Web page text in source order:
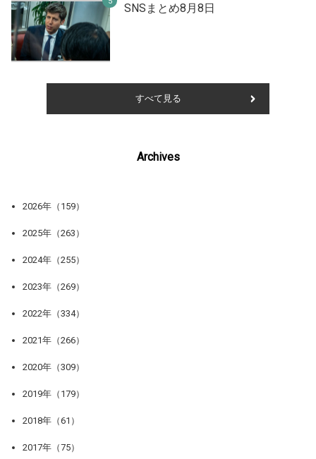
SNSまとめ8月8日
すべて見る
Archives
2026年（159）
2025年（263）
2024年（255）
2023年（269）
2022年（334）
2021年（266）
2020年（309）
2019年（179）
2018年（61）
2017年（75）